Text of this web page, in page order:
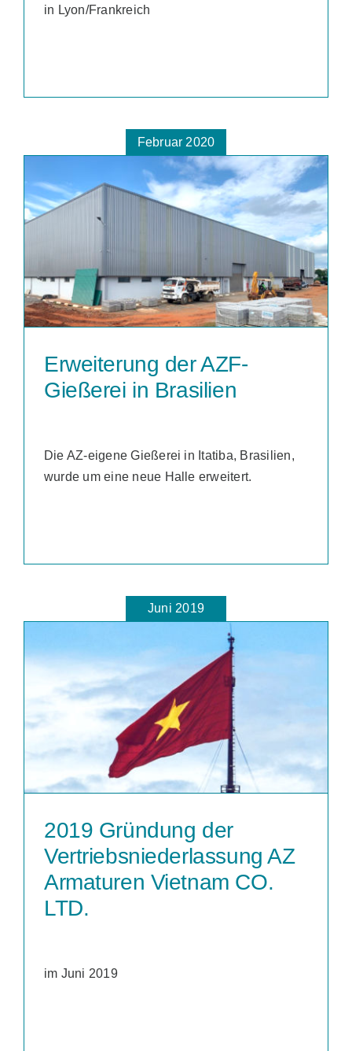
in Lyon/Frankreich
Februar 2020
Erweiterung der AZF-
Gießerei in Brasilien
Die AZ-eigene Gießerei in Itatiba, Brasilien,
wurde um eine neue Halle erweitert.
Juni 2019
2019 Gründung der
Vertriebsniederlassung AZ
Armaturen Vietnam CO.
LTD.
im Juni 2019